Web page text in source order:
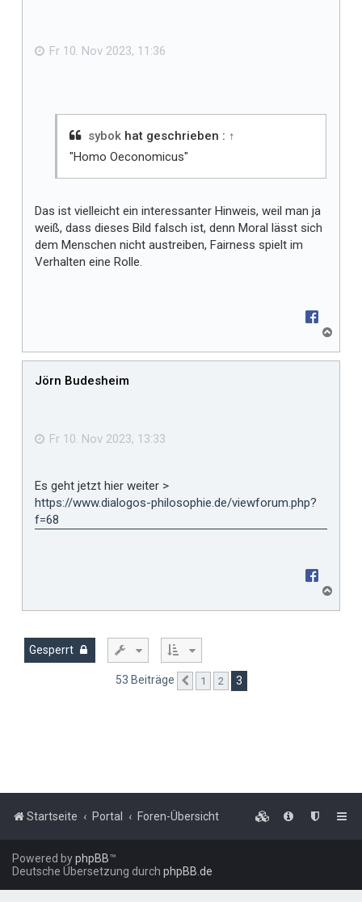
Fr 10. Nov 2023, 11:36
sybok hat geschrieben : ↑
"Homo Oeconomicus"
Das ist vielleicht ein interessanter Hinweis, weil man ja
weiß, dass dieses Bild falsch ist, denn Moral lässt sich
dem Menschen nicht austreiben, Fairness spielt im
Verhalten eine Rolle.
c
Jörn Budesheim
Fr 10. Nov 2023, 13:33
Es geht jetzt hier weiter >
https://www.dialogos-philosophie.de/viewforum.php?
f=68
Gesperrt
53 Beiträge Vorherige
1 2 3
Startseite Portal Foren-Übersicht
Powered byphpBB™
Deutsche Übersetzung durch phpBB.de